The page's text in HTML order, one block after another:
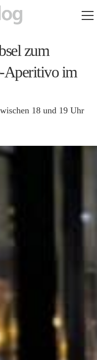
zum
Aperitivo im
18 und 19 Uhr